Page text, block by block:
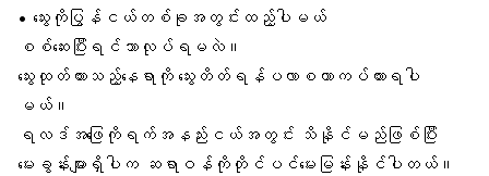
• သွေးကိုပြွန်ငယ်တစ်ခုအတွင်းထည့်ပါမယ်
စစ်ဆေးပြီးရင်ဘာလုပ်ရမလဲ။
သွေးထုတ်ထားသည့်နေရာကို သွေးတိတ်ရန်ပလာစတာကပ်ထားရပါ
မယ်။
ရလဒ်အဖြေကိုရက်အနည်းငယ်အတွင်း သိနိုင်မည်ဖြစ်ပြီး
မေးခွန်းများရှိပါက ဆရာဝန်ကိုတိုင်ပင်မေးမြန်းနိုင်ပါတယ်။